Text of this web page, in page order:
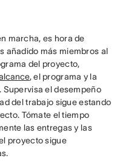
marcha, es hora de
añadido más miembros al
del proyecto,
, el programa y la
el desempeño
del trabajo sigue estando
Tómate el tiempo
las entregas y las
proyecto sigue